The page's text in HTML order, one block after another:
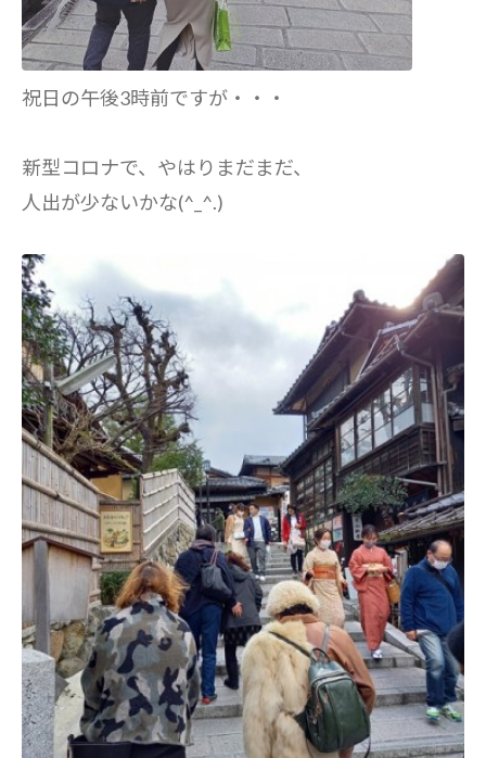
祝日の午後3時前ですが・・・
新型コロナで、やはりまだまだ、
人出が少ないかな(^_^.)